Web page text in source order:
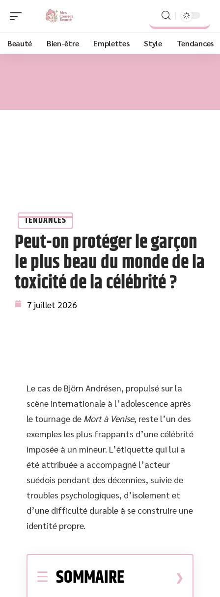
Beauté Bien-être Emplettes Style Tendances
TENDANCES
Peut-on protéger le garçon
le plus beau du monde de la
toxicité de la célébrité ?
7 juillet 2026
Le cas de Björn Andrésen, propulsé sur la
scène internationale à l’adolescence après
le tournage de Mort à Venise, reste l’un des
exemples les plus frappants d’une célébrité
imposée à un mineur. L’étiquette qui lui a
été attribuée a accompagné l’acteur
suédois pendant des décennies, suivie de
troubles psychologiques, d’isolement et
d’une difficulté durable à se construire une
identité propre.
SOMMAIRE